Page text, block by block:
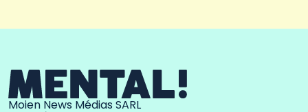
Moien News Médias SARL